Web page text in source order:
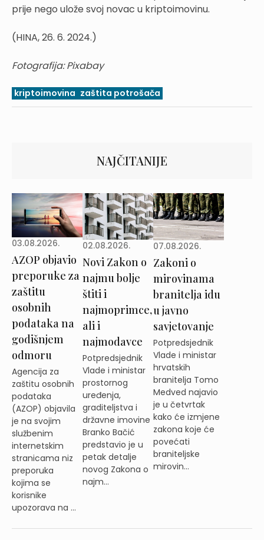
prije nego ulože svoj novac u kriptoimovinu.
(HINA, 26. 6. 2024.)
Fotografija: Pixabay
kriptoimovina zaštita potrošača
NAJČITANIJE
03.08.2026.
AZOP objavio
preporuke za
zaštitu
osobnih
podataka na
godišnjem
odmoru
Agencija za
zaštitu osobnih
podataka
(AZOP) objavila
je na svojim
službenim
internetskim
stranicama niz
preporuka
kojima se
korisnike
upozorava na ...
02.08.2026.
Novi Zakon o
najmu bolje
štiti i
najmoprimce,
ali i
najmodavce
Potpredsjednik
Vlade i ministar
prostornog
uređenja,
graditeljstva i
državne imovine
Branko Bačić
predstavio je u
petak detalje
novog Zakona o
najm...
07.08.2026.
Zakoni o
mirovinama
branitelja idu
u javno
savjetovanje
Potpredsjednik
Vlade i ministar
hrvatskih
branitelja Tomo
Medved najavio
je u četvrtak
kako će izmjene
zakona koje će
povećati
braniteljske
mirovin...